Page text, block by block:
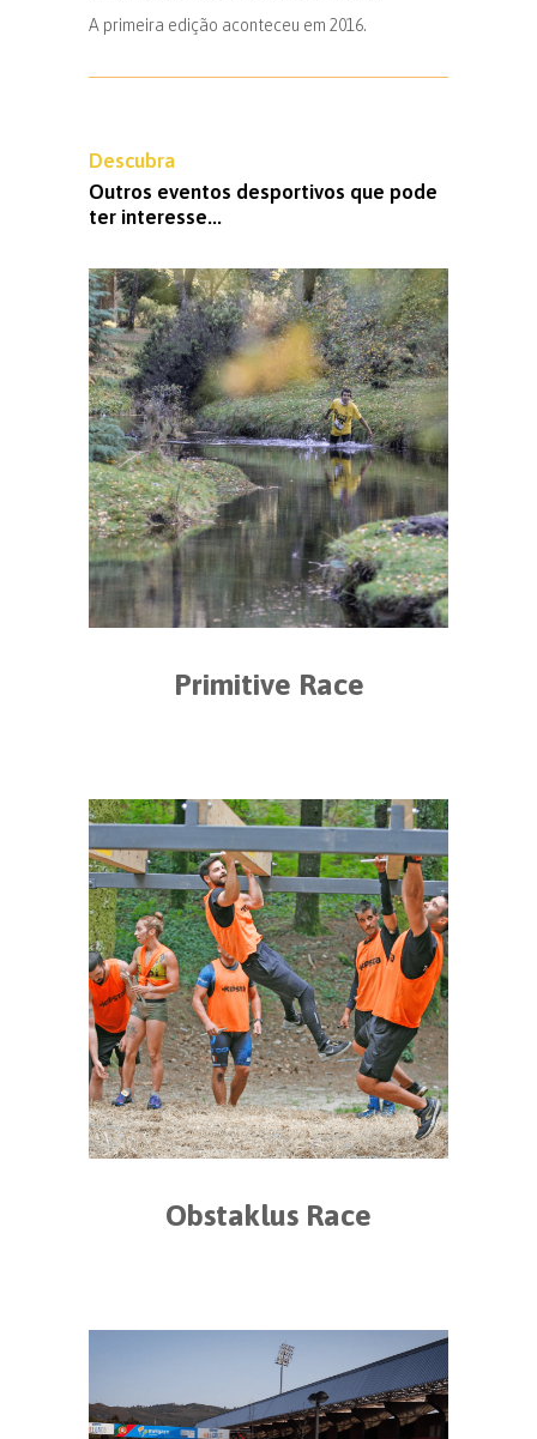
A primeira edição aconteceu em 2016.
Descubra
Outros eventos desportivos que pode
ter interesse...
Primitive Race
Obstaklus Race